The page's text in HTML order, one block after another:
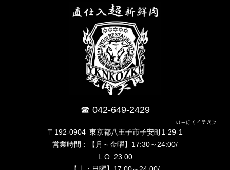
042-649-2429
いーにくイチバン
〒192-0904 東京都八王子市子安町1-29-1
営業時間：【月～金曜】17:30～24:00/
L.O. 23:00